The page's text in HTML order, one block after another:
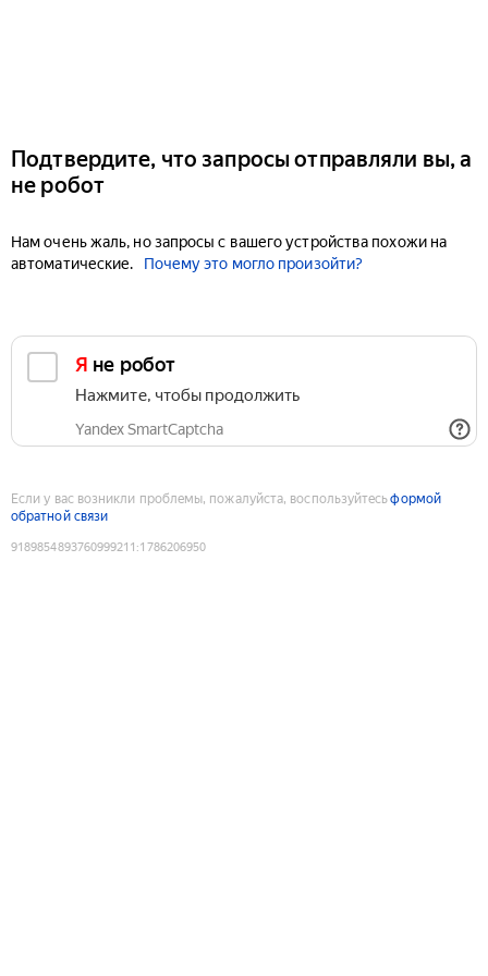
Подтвердите, что запросы отправляли вы, а
не робот
Нам очень жаль, но запросы с вашего устройства похожи на
автоматические.
Почему это могло произойти?
Я не робот
Нажмите, чтобы продолжить
Yandex SmartCaptcha
Если у вас возникли проблемы, пожалуйста, воспользуйтесьформой
обратной связи
9189854893760999211 :1786206950